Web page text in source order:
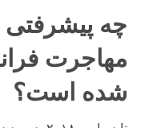
چه پیشرفتی
مهاجرت
شده است؟